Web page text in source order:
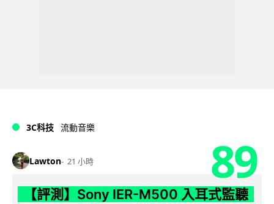
3C科技 流動音樂
Lawton 21 小時 89
【評測】Sony IER-M500 入耳式監聽